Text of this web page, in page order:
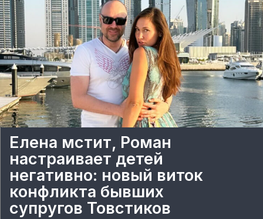
Елена мстит, Роман
настраивает детей
негативно: новый виток
конфликта бывших
супругов Товстиков